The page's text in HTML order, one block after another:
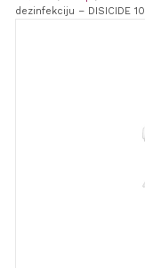
dezinfekciju – DISICIDE